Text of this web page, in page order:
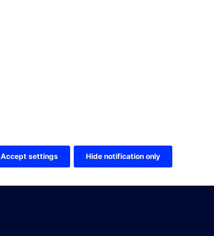
Accept settings Hide notification only